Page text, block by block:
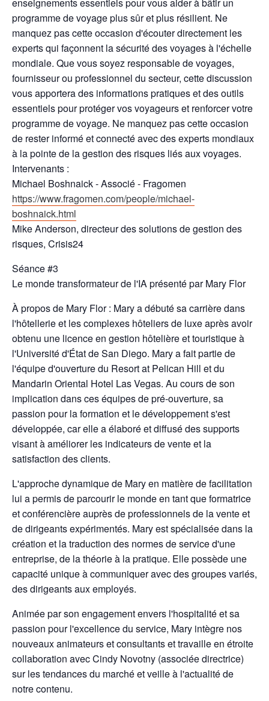
programme de voyage plus sûr et plus résilient. Ne
manquez pas cette occasion d'écouter directement les
experts qui façonnent la sécurité des voyages à l'échelle
mondiale. Que vous soyez responsable de voyages,
fournisseur ou professionnel du secteur, cette discussion
vous apportera des informations pratiques et des outils
essentiels pour protéger vos voyageurs et renforcer votre
programme de voyage. Ne manquez pas cette occasion
de rester informé et connecté avec des experts mondiaux
à la pointe de la gestion des risques liés aux voyages.
Intervenants :
Michael Boshnaick - Associé - Fragomen
https://www.fragomen.com/people/michael-
boshnaick.html
Mike Anderson, directeur des solutions de gestion des
risques, Crisis24
Séance #3
Le monde transformateur de l'IA présenté par Mary Flor
À propos de Mary Flor : Mary a débuté sa carrière dans
l'hôtellerie et les complexes hôteliers de luxe après avoir
obtenu une licence en gestion hôtelière et touristique à
l'Université d'État de San Diego. Mary a fait partie de
l'équipe d'ouverture du Resort at Pelican Hill et du
Mandarin Oriental Hotel Las Vegas. Au cours de son
implication dans ces équipes de pré-ouverture, sa
passion pour la formation et le développement s'est
développée, car elle a élaboré et diffusé des supports
visant à améliorer les indicateurs de vente et la
satisfaction des clients.
L'approche dynamique de Mary en matière de facilitation
lui a permis de parcourir le monde en tant que formatrice
et conférencière auprès de professionnels de la vente et
de dirigeants expérimentés. Mary est spécialisée dans la
création et la traduction des normes de service d'une
entreprise, de la théorie à la pratique. Elle possède une
capacité unique à communiquer avec des groupes variés,
des dirigeants aux employés.
Animée par son engagement envers l'hospitalité et sa
passion pour l'excellence du service, Mary intègre nos
nouveaux animateurs et consultants et travaille en étroite
collaboration avec Cindy Novotny (associée directrice)
sur les tendances du marché et veille à l'actualité de
notre contenu.